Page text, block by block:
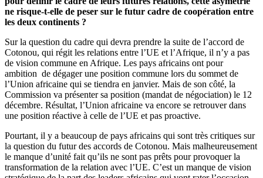
ne risque-t-elle de peser sur le futur cadre de coopération entre
les deux continents ?
Sur la question du cadre qui devra prendre la suite de l’accord de
Cotonou, qui régit les relations entre l’UE et l’Afrique, il n’y a pas
de vision commune en Afrique. Les pays africains ont pour
ambition de dégager une position commune lors du sommet de
l’Union africaine qui se tiendra en janvier. Mais de son côté, la
Commission va présenter sa position (mandat de négociation) le 12
décembre. Résultat, l’Union africaine va encore se retrouver dans
une position réactive à celle de l’UE et pas proactive.
Pourtant, il y a beaucoup de pays africains qui sont très critiques sur
la question du futur des accords de Cotonou. Mais malheureusement
le manque d’unité fait qu’ils ne sont pas prêts pour provoquer la
transformation de la relation avec l’UE. C’est un manque de vision